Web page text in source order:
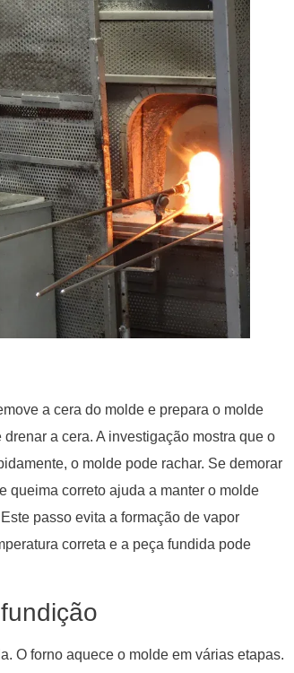
a cera do molde e prepara o molde
a cera. A investigação mostra que o
o molde pode rachar. Se demorar
queima correto ajuda a manter o molde
passo evita a formação de vapor
correta e a peça fundida pode
O forno aquece o molde em várias etapas.